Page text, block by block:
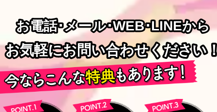
お電話･メール･WEB･LINEから
お電話･メール･WEB･LINEから
お気軽にお問い合わせください
お気軽にお問い合わせください